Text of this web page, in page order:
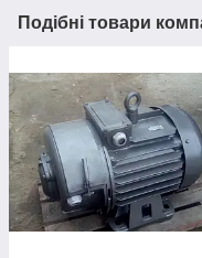
Подібні товари